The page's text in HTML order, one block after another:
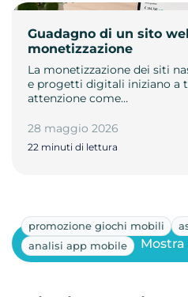
Guadagno di un sito
monetizzazione
La monetizzazione dei siti
e progetti digitali iniziano a
attenzione come…
28 maggio 2026
22 minuti di lettura
promozione giochi mobili
analisi app mobile